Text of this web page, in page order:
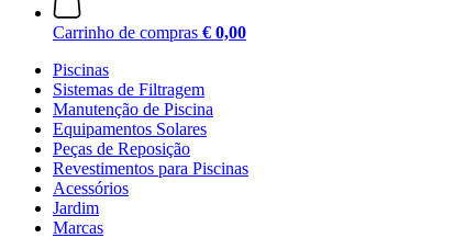
Carrinho de compras € 0,00
Piscinas
Sistemas de Filtragem
Manutenção de Piscina
Equipamentos Solares
Peças de Reposição
Revestimentos para Piscinas
Acessórios
Jardim
Marcas